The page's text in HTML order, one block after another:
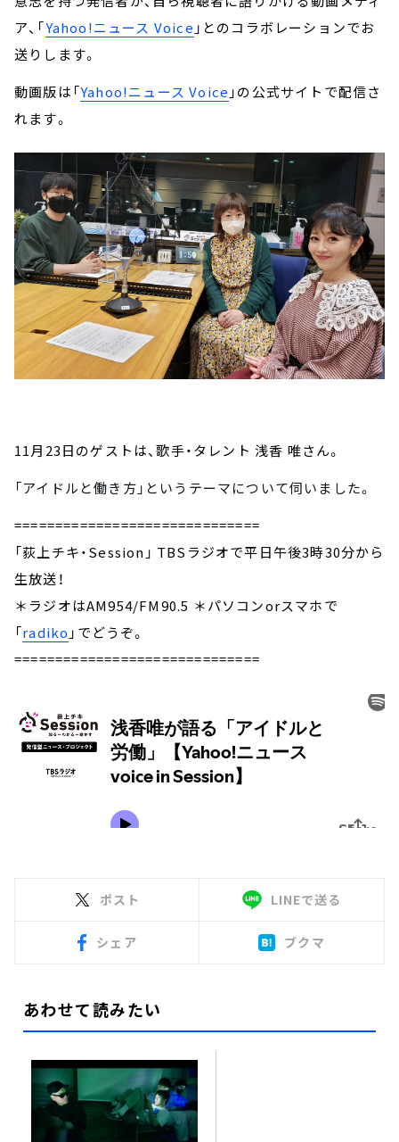
ア、「Yahoo!ニュース Voice 」とのコラボレーションでお
送りします。
動画版は「Yahoo!ニュース Voice 」の公式サイトで配信さ
れます。
11月23日のゲストは、歌手・タレント 浅香 唯さん。
「アイドルと働き方」 というテーマについて伺いました。
==============================
「荻上チキ・Session」 TBSラジオで平日午後3時30分から
生放送！
＊ラジオはAM954/FM90.5 ＊パソコンorスマホで
「radiko 」でどうぞ。
==============================
ポスト LINEで送る
シェア ブクマ
あわせて読みたい